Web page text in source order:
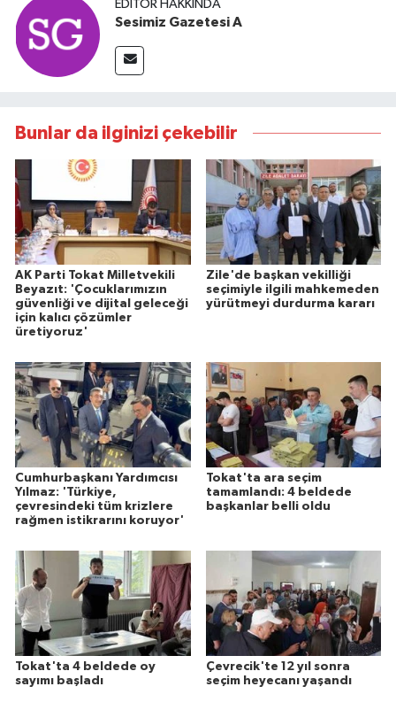
EDITÖR HAKKINDA
Sesimiz Gazetesi A
Bunlar da ilginizi çekebilir
AK Parti Tokat Milletvekili
Beyazıt: 'Çocuklarımızın
güvenliği ve dijital geleceği
için kalıcı çözümler
üretiyoruz'
Zile'de başkan vekilliği
seçimiyle ilgili mahkemeden
yürütmeyi durdurma kararı
Cumhurbaşkanı Yardımcısı
Yılmaz: 'Türkiye,
çevresindeki tüm krizlere
rağmen istikrarını koruyor'
Tokat'ta ara seçim
tamamlandı: 4 beldede
başkanlar belli oldu
Tokat'ta 4 beldede oy
sayımı başladı
Çevrecik'te 12 yıl sonra
seçim heyecanı yaşandı